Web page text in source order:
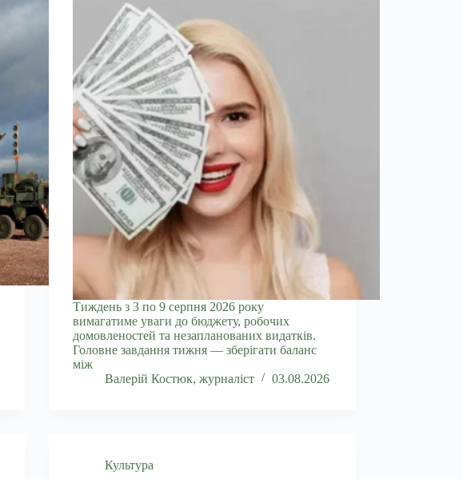
Тиждень з 3 по 9 серпня 2026 року
вимагатиме уваги до бюджету, робочих
домовленостей та незапланованих видатків.
Головне завдання тижня — зберігати баланс
між
Валерій Костюк, журналіст
03.08.2026
Культура